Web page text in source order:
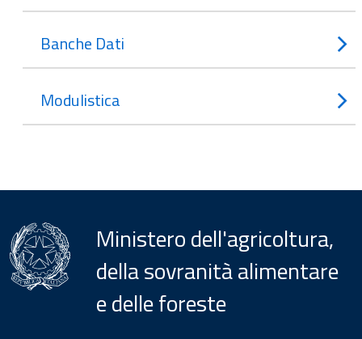
Banche Dati
Modulistica
Ministero dell'agricoltura,
della sovranità alimentare
e delle foreste